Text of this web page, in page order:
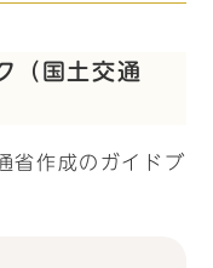
（国土交通
省作成のガイドブ